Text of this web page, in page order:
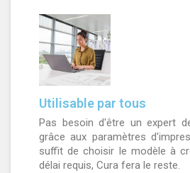
Utilisable par tous
Pas besoin d'être un expert
grâce aux paramètres
suffit de choisir le modèle à
délai requis, Cura fera le reste.